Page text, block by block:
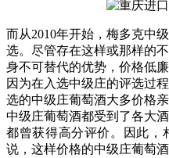
而从2010年开始，梅多克中
选。尽管存在这样或那样的
身不可替代的优势，价格低
因为在入选中级庄的评选过
选的中级庄葡萄酒大多价格
中级庄葡萄酒都受到了各大
都曾获得高分评价。因此，
说，这样价格的中级庄葡萄